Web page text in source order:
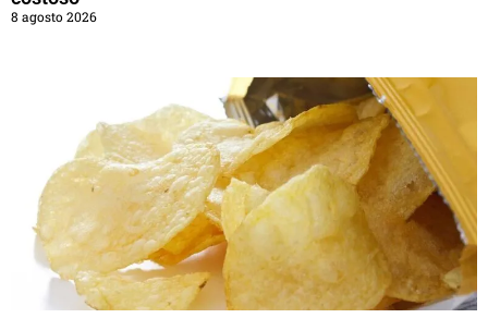
8 agosto 2026